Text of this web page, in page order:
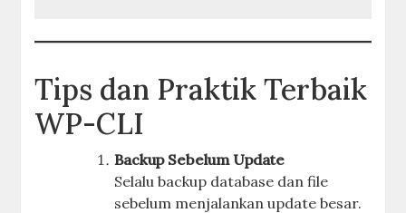
Tips dan Praktik Terbaik
WP-CLI
Backup Sebelum Update
Selalu backup database dan file
sebelum menjalankan update besar.